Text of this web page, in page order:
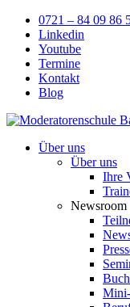
Skip
content
0721 – 84 09 86
Linkedin
Youtube
Termine
Kontakt
Blog
Über uns
Über uns
Ihre
Newsroom